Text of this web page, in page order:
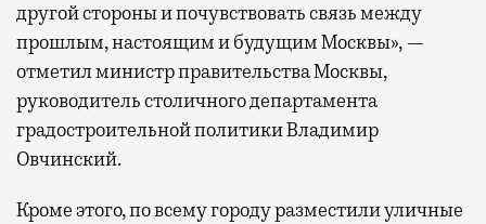
другой стороны и почувствовать связь между
прошлым, настоящим и будущим Москвы», —
отметил министр правительства Москвы,
руководитель столичного департамента
градостроительной политики Владимир
Овчинский.
Кроме этого, по всему городу разместили уличные